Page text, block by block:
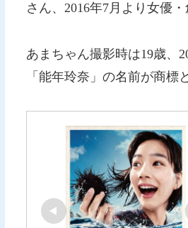
さん、2016年7月より女優
あまちゃん撮影時は19歳、
「能年玲奈」の名前が商標